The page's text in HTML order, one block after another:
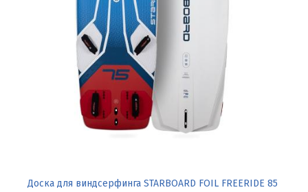
Доска для виндсерфинга STARBOARD FOIL FREERIDE 85